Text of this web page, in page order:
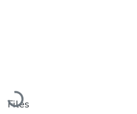
Loading...
Files